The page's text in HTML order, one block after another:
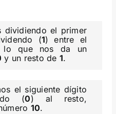
dividiendo el primer
(1) entre el
lo que nos da un
y un resto de 1.
el siguiente dígito
(0) al resto,
10.